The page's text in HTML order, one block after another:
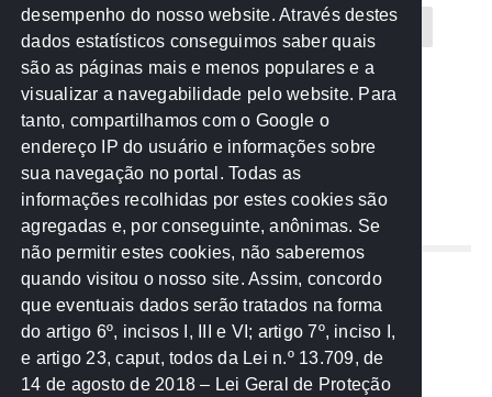
CREA-MT Eventos MPC-MT MPE-MT
MPF Notícias PF PGE-MT PGR
Receita Federal Sem categoria
TCE-MT TCU TRE
REDE NOS ESTADOS
Mato Grosso do Sul
Paraná
Nacional
desempenho do nosso website. Através destes
dados estatísticos conseguimos saber quais
são as páginas mais e menos populares e a
visualizar a navegabilidade pelo website. Para
tanto, compartilhamos com o Google o
endereço IP do usuário e informações sobre
sua navegação no portal. Todas as
informações recolhidas por estes cookies são
agregadas e, por conseguinte, anônimas. Se
não permitir estes cookies, não saberemos
quando visitou o nosso site. Assim, concordo
que eventuais dados serão tratados na forma
do artigo 6º, incisos I, III e VI; artigo 7º, inciso I,
e artigo 23, caput, todos da Lei n.º 13.709, de
14 de agosto de 2018 – Lei Geral de Proteção